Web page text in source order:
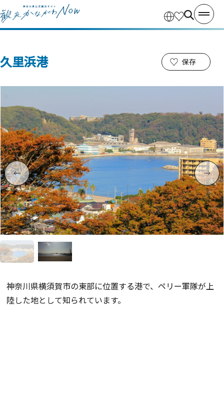
久里浜港 保存
神奈川県横須賀市の東部に位置する港で、ペリー軍隊が上
陸した地として知られています。